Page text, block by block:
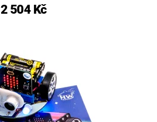
2 504 Kč